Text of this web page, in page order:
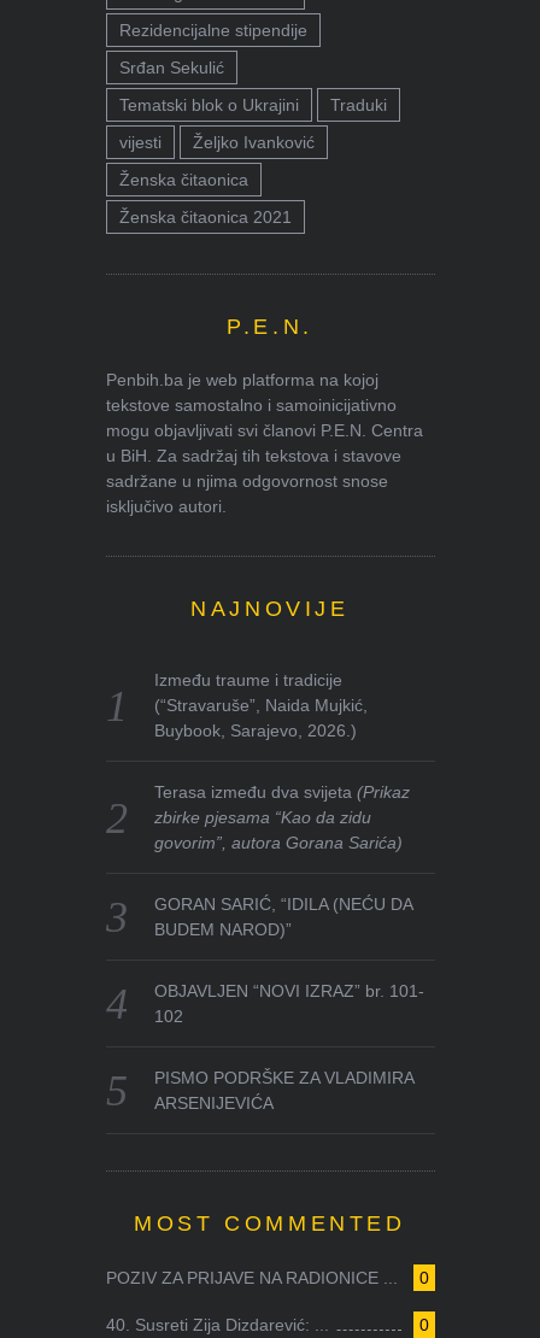
Rezidencijalne stipendije
Srđan Sekulić
Tematski blok o Ukrajini
Traduki
vijesti
Željko Ivanković
Ženska čitaonica
Ženska čitaonica 2021
P.E.N.
Penbih.ba je web platforma na kojoj
tekstove samostalno i samoinicijativno
mogu objavljivati svi članovi P.E.N. Centra
u BiH. Za sadržaj tih tekstova i stavove
sadržane u njima odgovornost snose
isključivo autori.
NAJNOVIJE
Između traume i tradicije
(“Stravaruše”, Naida Mujkić,
Buybook, Sarajevo, 2026.)
Terasa između dva svijeta(Prikaz
zbirke pjesama “Kao da zidu
govorim”, autora Gorana Sarića)
GORAN SARIĆ, “IDILA (NEĆU DA
BUDEM NAROD)”
OBJAVLJEN “NOVI IZRAZ” br. 101-
102
PISMO PODRŠKE ZA VLADIMIRA
ARSENIJEVIĆA
MOST COMMENTED
0
POZIV ZA PRIJAVE NA RADIONICE ...
0
40. Susreti Zija Dizdarević: ...